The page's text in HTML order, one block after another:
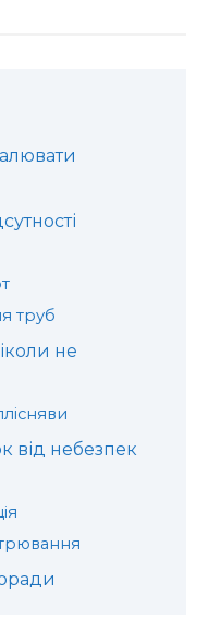
труб
не
від небезпек